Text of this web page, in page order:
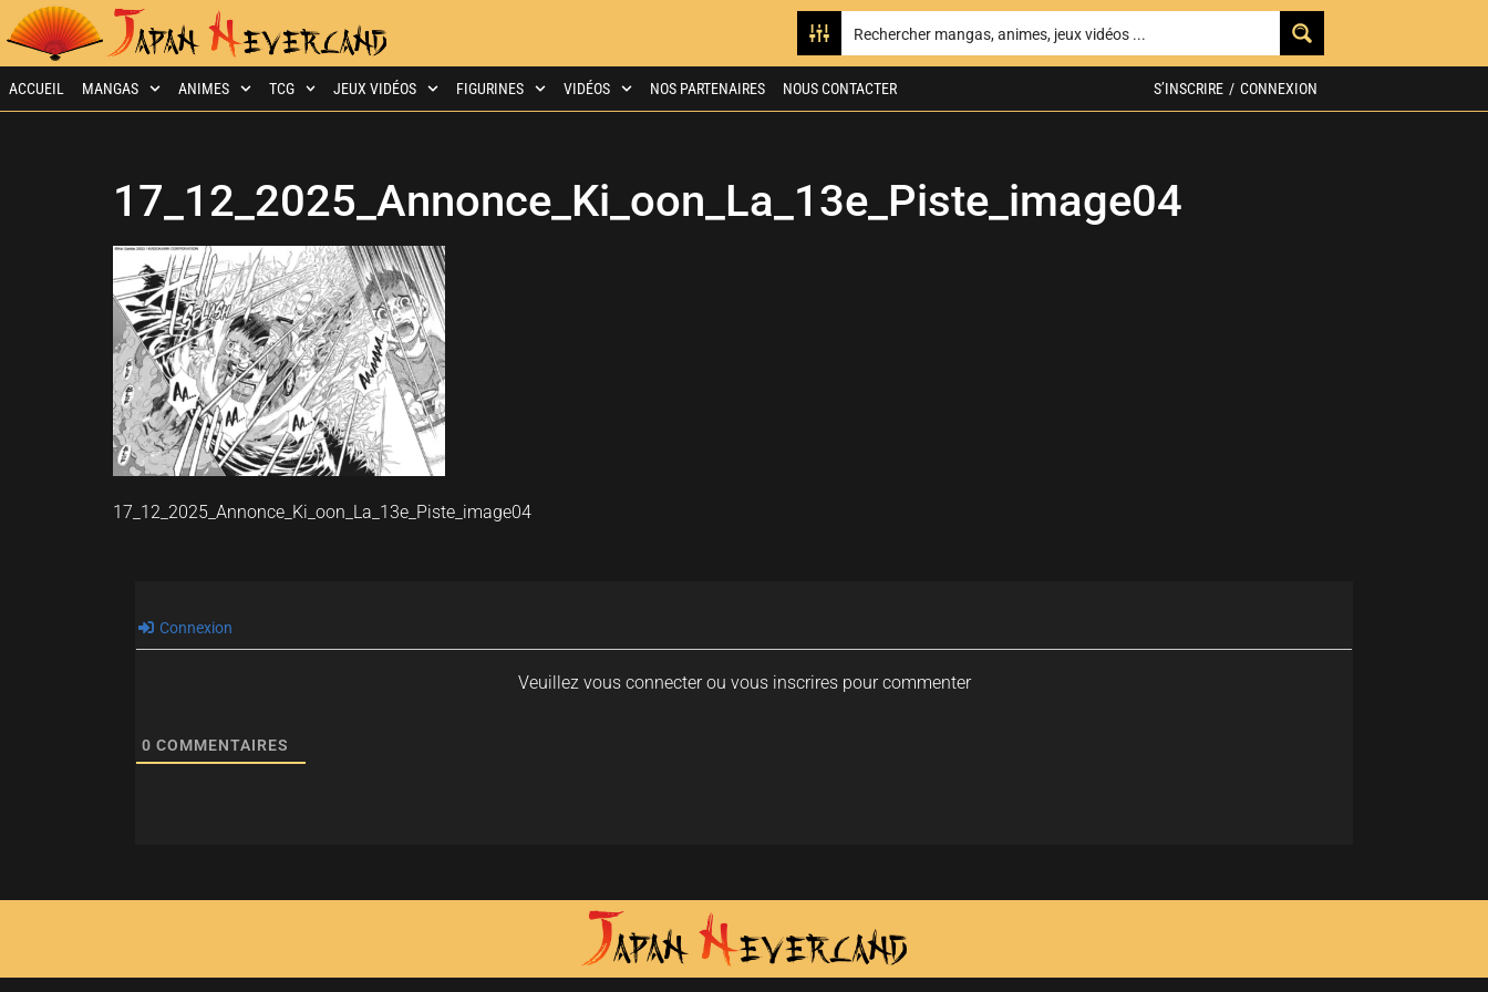
ACCUEIL MANGAS ANIMES TCG JEUX VIDÉOS FIGURINES VIDÉOS NOS PARTENAIRES NOUS CONTACTER S’INSCRIRE / CONNEXION
17_12_2025_Annonce_Ki_oon_La_13e_Piste_image04
17_12_2025_Annonce_Ki_oon_La_13e_Piste_image04
Connexion
Veuillez vous connecter ou vous inscrires pour commenter
0 COMMENTAIRES